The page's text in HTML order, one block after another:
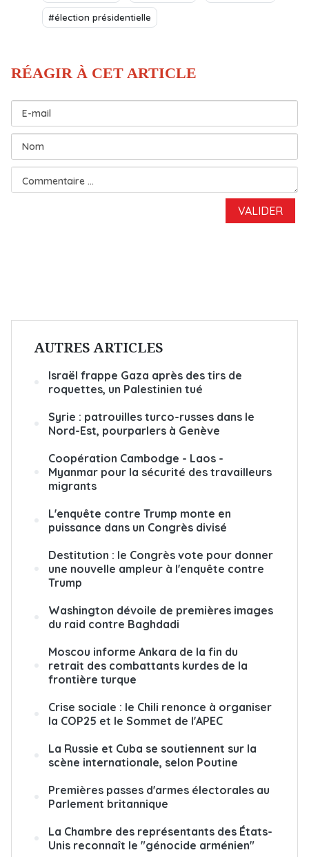
#élection présidentielle
AUTRES ARTICLES
Israël frappe Gaza après des tirs de
roquettes, un Palestinien tué
Syrie : patrouilles turco-russes dans le
Nord-Est, pourparlers à Genève
Coopération Cambodge - Laos -
Myanmar pour la sécurité des travailleurs
migrants
L'enquête contre Trump monte en
puissance dans un Congrès divisé
Destitution : le Congrès vote pour donner
une nouvelle ampleur à l'enquête contre
Trump
Washington dévoile de premières images
du raid contre Baghdadi
Moscou informe Ankara de la fin du
retrait des combattants kurdes de la
frontière turque
Crise sociale : le Chili renonce à organiser
la COP25 et le Sommet de l'APEC
La Russie et Cuba se soutiennent sur la
scène internationale, selon Poutine
Premières passes d'armes électorales au
Parlement britannique
La Chambre des représentants des États-
Unis reconnaît le "génocide arménien"